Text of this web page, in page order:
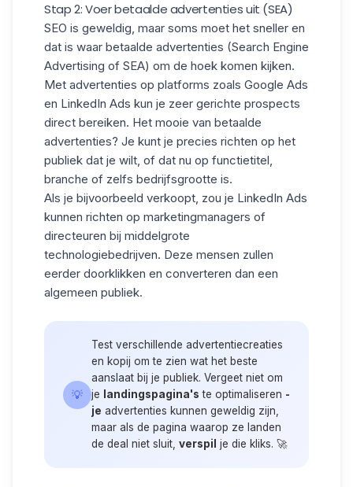
Stap 2: Voer betaalde advertenties uit (SEA)
SEO is geweldig, maar soms moet het sneller en
dat is waar betaalde advertenties (Search Engine
Advertising of SEA) om de hoek komen kijken.
Met advertenties op platforms zoals Google Ads
en LinkedIn Ads kun je zeer gerichte prospects
direct bereiken. Het mooie van betaalde
advertenties? Je kunt je precies richten op het
publiek dat je wilt, of dat nu op functietitel,
branche of zelfs bedrijfsgrootte is.
Als je bijvoorbeeld verkoopt, zou je LinkedIn Ads
kunnen richten op marketingmanagers of
directeuren bij middelgrote
technologiebedrijven. Deze mensen zullen
eerder doorklikken en converteren dan een
algemeen publiek.
💡
Test verschillende advertentiecreaties
en kopij om te zien wat het beste
aanslaat bij je publiek. Vergeet niet om
je
landingspagina's te optimaliseren -
je advertenties kunnen geweldig zijn,
maar als de pagina waarop ze landen
de deal niet sluit, verspil je die kliks. 🚀